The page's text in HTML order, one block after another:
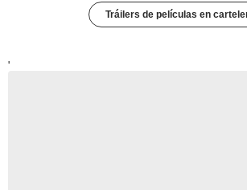
Tráilers de películas en
'